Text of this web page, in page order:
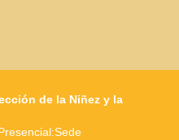
de la Niñez y la